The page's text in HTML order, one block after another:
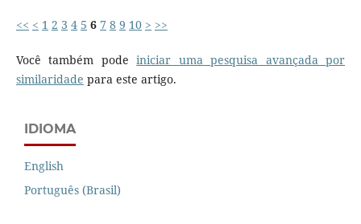
<< < 1 2 3 4 5 6 7 8 9 10 > >>
Você também podeiniciar uma pesquisa avançada por
similaridade para este artigo.
IDIOMA
English
Português (Brasil)